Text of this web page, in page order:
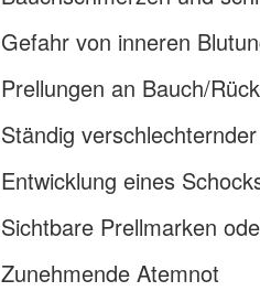
Gefahr von inneren
Prellungen an Bauch/
Ständig
Entwicklung eines
Sichtbare Prellmarken
Zunehmende Atemnot